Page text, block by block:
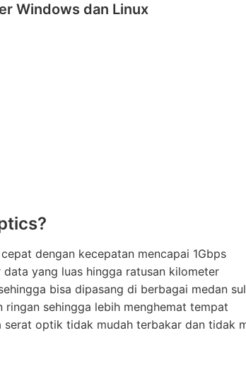
Windows dan Linux
dengan kecepatan mencapai 1Gbps
yang luas hingga ratusan kilometer
bisa dipasang di berbagai medan
ringan sehingga lebih menghemat tempat
serat optik tidak mudah terbakar dan tidak